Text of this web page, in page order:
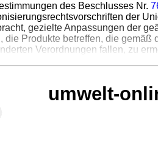
des Beschlusses Nr.
der
gezielte Anpassungen der
die Produkte betreffen, die gemäß
Verordnungen fallen, zu
umwelt-